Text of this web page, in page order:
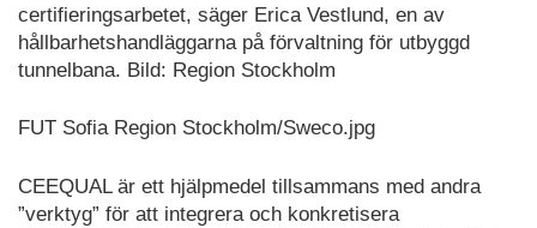
certifieringsarbetet, säger Erica Vestlund, en av
hållbarhetshandläggarna på förvaltning för utbyggd
tunnelbana. Bild: Region Stockholm
FUT Sofia Region Stockholm/Sweco.jpg
CEEQUAL är ett hjälpmedel tillsammans med andra
”verktyg” för att integrera och konkretisera